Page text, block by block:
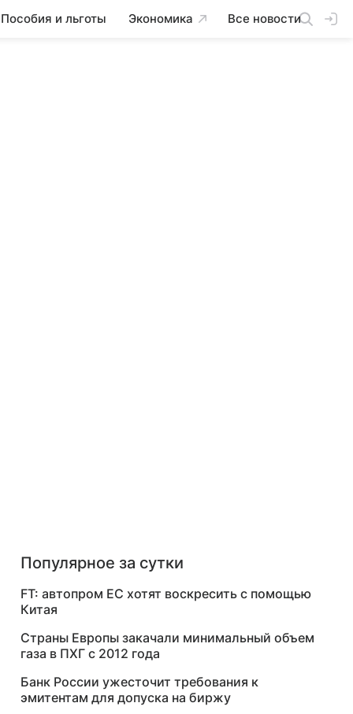
Пособия и льготы Экономика Все новости
Популярное за сутки
FT: автопром ЕС хотят воскресить с помощью
Китая
Страны Европы закачали минимальный объем
газа в ПХГ с 2012 года
Банк России ужесточит требования к
эмитентам для допуска на биржу